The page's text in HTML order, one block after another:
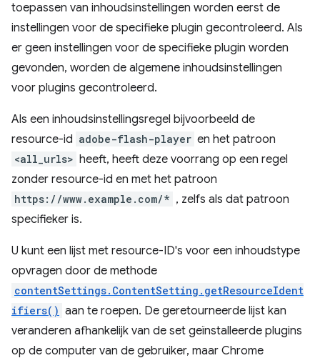
toepassen van inhoudsinstellingen worden eerst de
instellingen voor de specifieke plugin gecontroleerd. Als
er geen instellingen voor de specifieke plugin worden
gevonden, worden de algemene inhoudsinstellingen
voor plugins gecontroleerd.
Als een inhoudsinstellingsregel bijvoorbeeld de
resource-id adobe-flash-player en het patroon
<all_urls> heeft, heeft deze voorrang op een regel
zonder resource-id en met het patroon
https://www.example.com/* , zelfs als dat patroon
specifieker is.
U kunt een lijst met resource-ID's voor een inhoudstype
opvragen door de methode
contentSettings.ContentSetting.getResourceIdent
ifiers() aan te roepen. De geretourneerde lijst kan
veranderen afhankelijk van de set geïnstalleerde plugins
op de computer van de gebruiker, maar Chrome